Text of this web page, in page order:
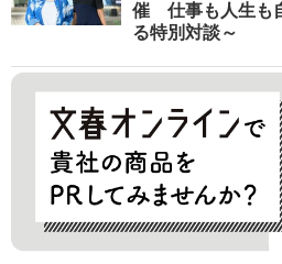
催 仕事も人生も
る特別対談～